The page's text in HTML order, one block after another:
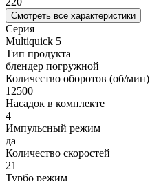
Смотреть все характеристики
Серия
Multiquick 5
Тип продукта
блендер погружной
Количество оборотов (об/мин)
12500
Насадок в комплекте
4
Импульсный режим
да
Количество скоростей
21
Турбо режим